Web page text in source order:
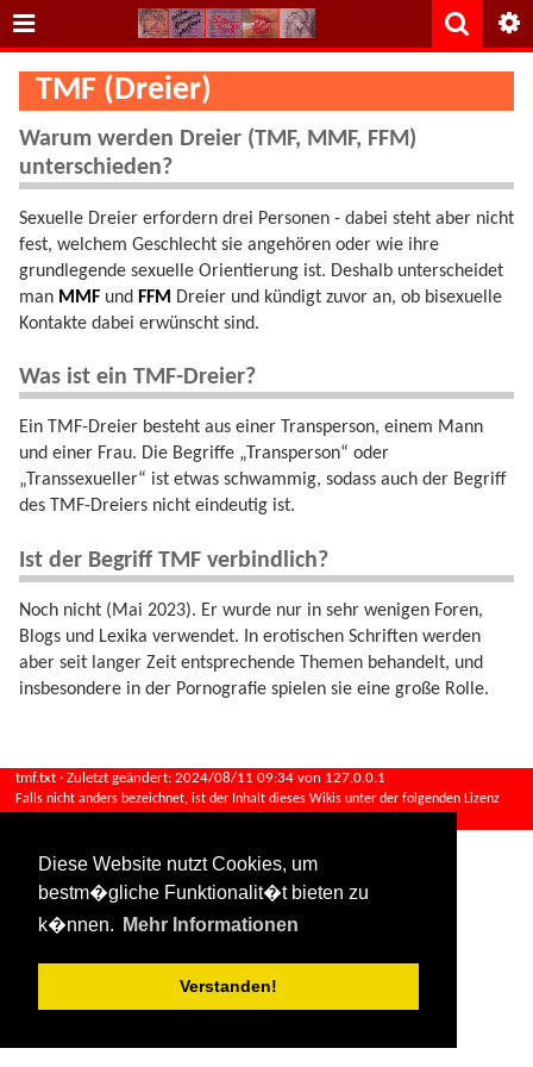
Diese Website nutzt Cookies, um
bestm�gliche Funktionalit�t bieten zu
k�nnen.
Mehr Informationen
Verstanden!
TMF (Dreier)
Warum werden Dreier (TMF, MMF, FFM)
unterschieden?
Sexuelle Dreier erfordern drei Personen - dabei steht aber nicht
fest, welchem Geschlecht sie angehören oder wie ihre
grundlegende sexuelle Orientierung ist. Deshalb unterscheidet
man MMF und FFM Dreier und kündigt zuvor an, ob bisexuelle
Kontakte dabei erwünscht sind.
Was ist ein TMF-Dreier?
Ein TMF-Dreier besteht aus einer Transperson, einem Mann
und einer Frau. Die Begriffe „Transperson“ oder
„Transsexueller“ ist etwas schwammig, sodass auch der Begriff
des TMF-Dreiers nicht eindeutig ist.
Ist der Begriff TMF verbindlich?
Noch nicht (Mai 2023). Er wurde nur in sehr wenigen Foren,
Blogs und Lexika verwendet. In erotischen Schriften werden
aber seit langer Zeit entsprechende Themen behandelt, und
insbesondere in der Pornografie spielen sie eine große Rolle.
tmf.txt · Zuletzt geändert: 2024/08/11 09:34 von 127.0.0.1
Falls nicht anders bezeichnet, ist der Inhalt dieses Wikis unter der folgenden Lizenz